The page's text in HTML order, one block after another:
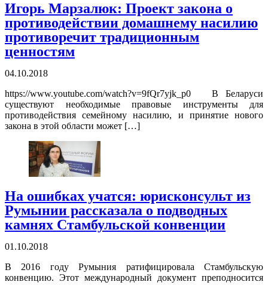
Игорь Марзалюк: Проект закона о
противодействии домашнему насилию
противоречит традиционным
ценностям
04.10.2018
https://www.youtube.com/watch?v=9fQr7yjk_p0 В Беларуси
существуют необходимые правовые инструменты для
противодействия семейному насилию, и принятие нового
закона в этой области может […]
На ошибках учатся: юрисконсульт из
Румынии рассказала о подводных
камнях Стамбульской конвенции
01.10.2018
В 2016 году Румыния ратифицировала Стамбульскую
конвенцию. Этот международный документ преподносится